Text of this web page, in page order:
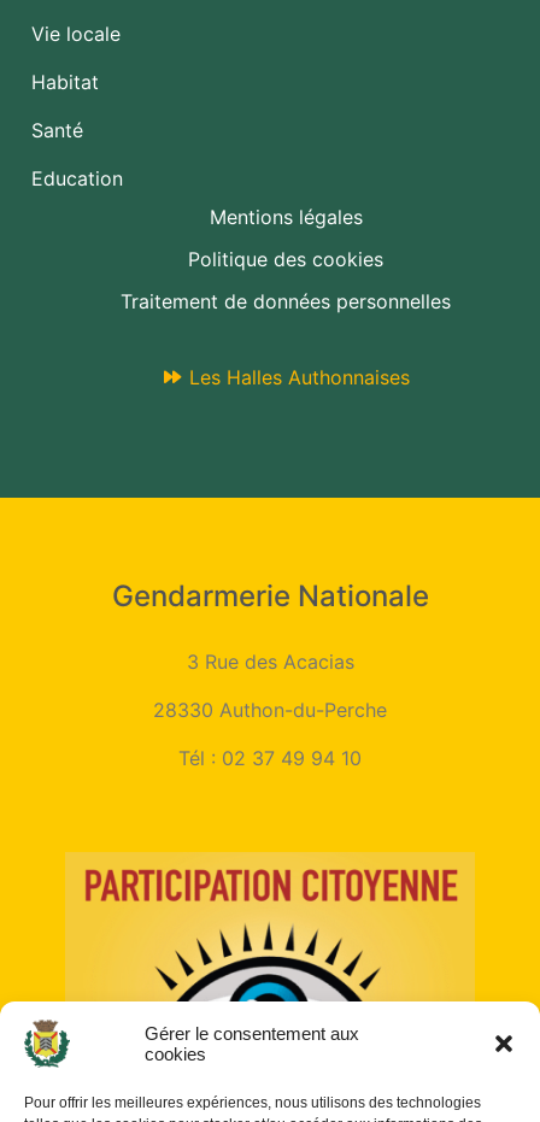
Gérer le consentement aux
cookies
Pour offrir les meilleures expériences, nous utilisons des technologies
Vie locale
Habitat
Santé
Education
Mentions légales
Politique des cookies
Traitement de données personnelles
Les Halles Authonnaises
Gendarmerie Nationale
3 Rue des Acacias
28330 Authon-du-Perche
Tél : 02 37 49 94 10